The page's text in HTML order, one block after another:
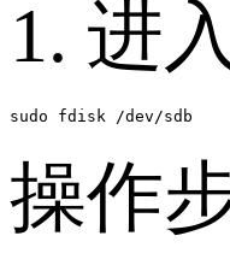
1. 进
sudo fdisk /dev/sdb
操作